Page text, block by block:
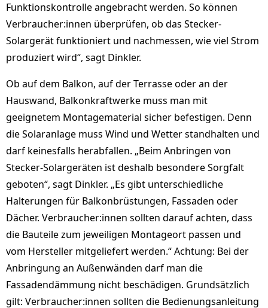
Funktionskontrolle angebracht werden. So können
Verbraucher:innen überprüfen, ob das Stecker-
Solargerät funktioniert und nachmessen, wie viel Strom
produziert wird“, sagt Dinkler.
Ob auf dem Balkon, auf der Terrasse oder an der
Hauswand, Balkonkraftwerke muss man mit
geeignetem Montagematerial sicher befestigen. Denn
die Solaranlage muss Wind und Wetter standhalten und
darf keinesfalls herabfallen. „Beim Anbringen von
Stecker-Solargeräten ist deshalb besondere Sorgfalt
geboten“, sagt Dinkler. „Es gibt unterschiedliche
Halterungen für Balkonbrüstungen, Fassaden oder
Dächer. Verbraucher:innen sollten darauf achten, dass
die Bauteile zum jeweiligen Montageort passen und
vom Hersteller mitgeliefert werden.“ Achtung: Bei der
Anbringung an Außenwänden darf man die
Fassadendämmung nicht beschädigen. Grundsätzlich
gilt: Verbraucher:innen sollten die Bedienungsanleitung